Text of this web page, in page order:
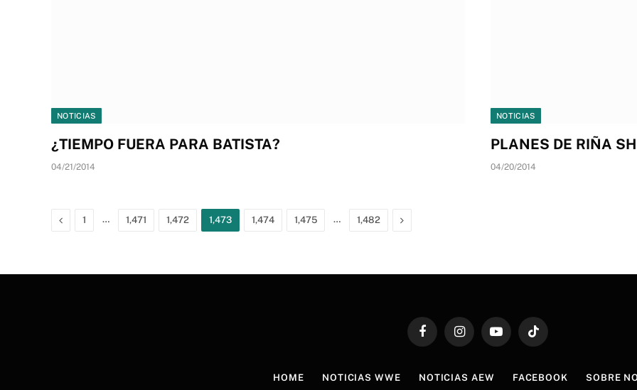
NOTICIAS
¿TIEMPO FUERA PARA BATISTA?
04/21/2014
NOTICIAS
PLANES DE RIÑA
04/20/2014
Previous
1 … 1,471 1,472 1,473 1,474 1,475 … 1,482 Next
FacebookInstagramYouTubeTikTok
HOME NOTICIAS WWE NOTICIAS AEW FACEBOOK SOBRE